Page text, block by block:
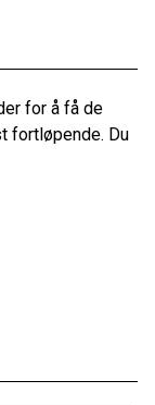
for å få de
fortløpende. Du